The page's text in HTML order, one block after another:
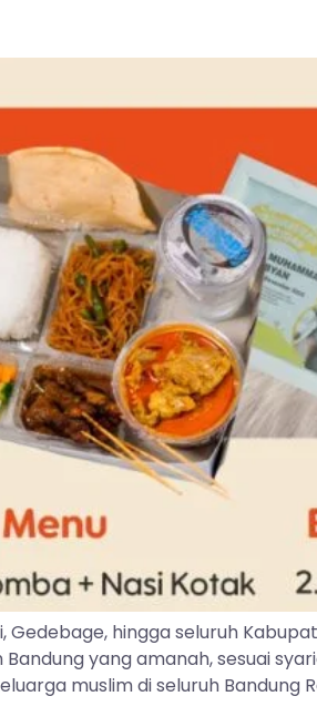
Gedebage, hingga seluruh
yang amanah, sesuai
muslim di seluruh Bandung